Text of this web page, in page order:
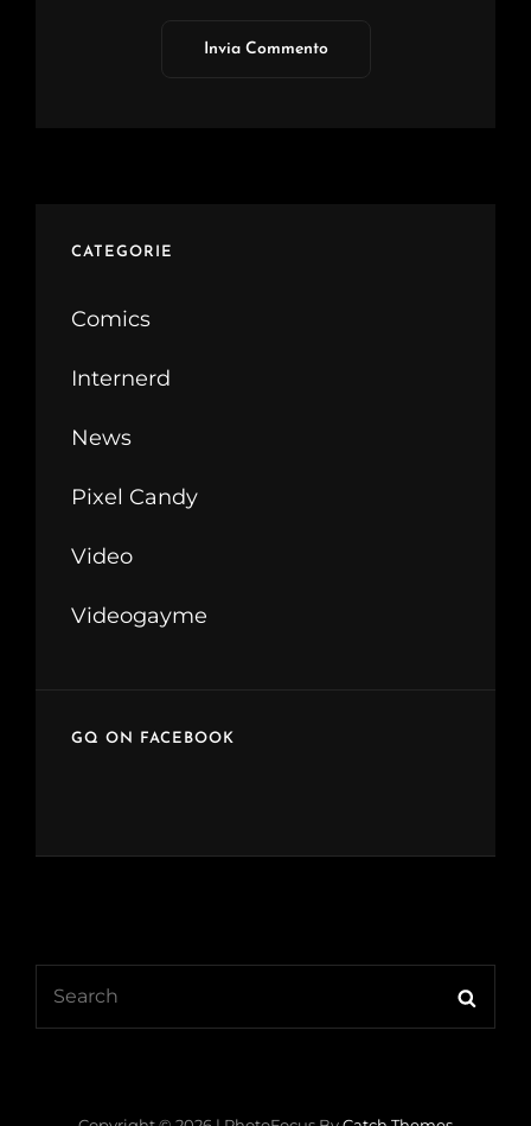
CATEGORIE
Comics
Internerd
News
Pixel Candy
Video
Videogayme
GQ ON FACEBOOK